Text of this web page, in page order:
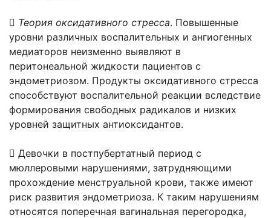
 Теория оксидативного стресса. Повышенные
уровни различных воспалительных и ангиогенных
медиаторов неизменно выявляют в
перитонеальной жидкости пациентов с
эндометриозом. Продукты оксидативного стресса
способствуют воспалительной реакции вследствие
формирования свободных радикалов и низких
уровней защитных антиоксидантов.
 Девочки в постпубертатный период с
мюллеровыми нарушениями, затрудняющими
прохождение менструальной крови, также имеют
риск развития эндометриоза. К таким нарушениям
относятся поперечная вагинальная перегородка,